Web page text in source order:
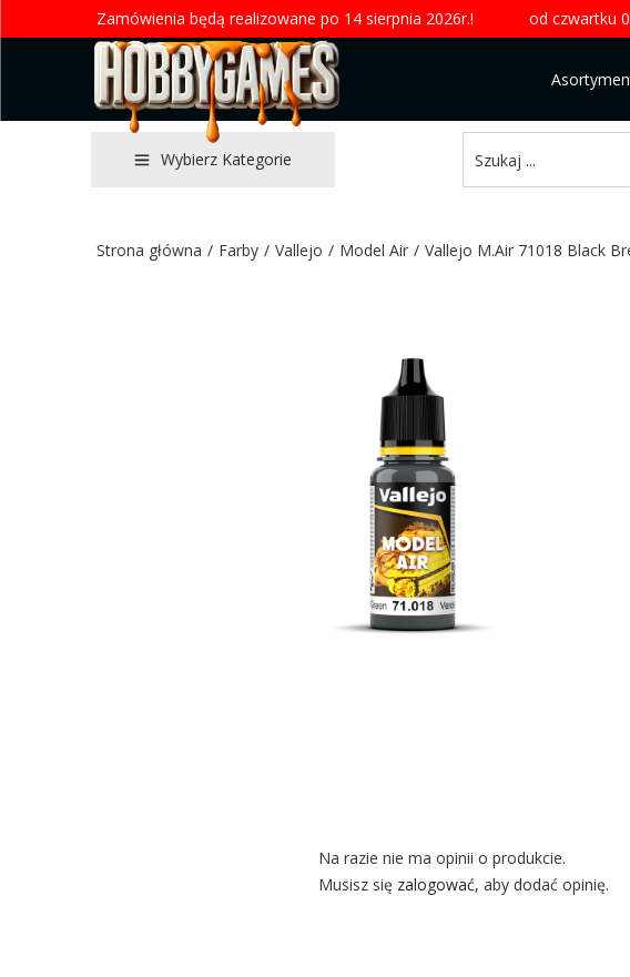
Zamówienia będą realizowane po 14 sierpnia 2026r.! od czwartku
Wybierz Kategorie
Strona główna / Farby / Vallejo / Model Air / Vallejo M.Air 71018 Black
Na razie nie ma opinii o produkcie.
Musisz się zalogować, aby dodać opinię.